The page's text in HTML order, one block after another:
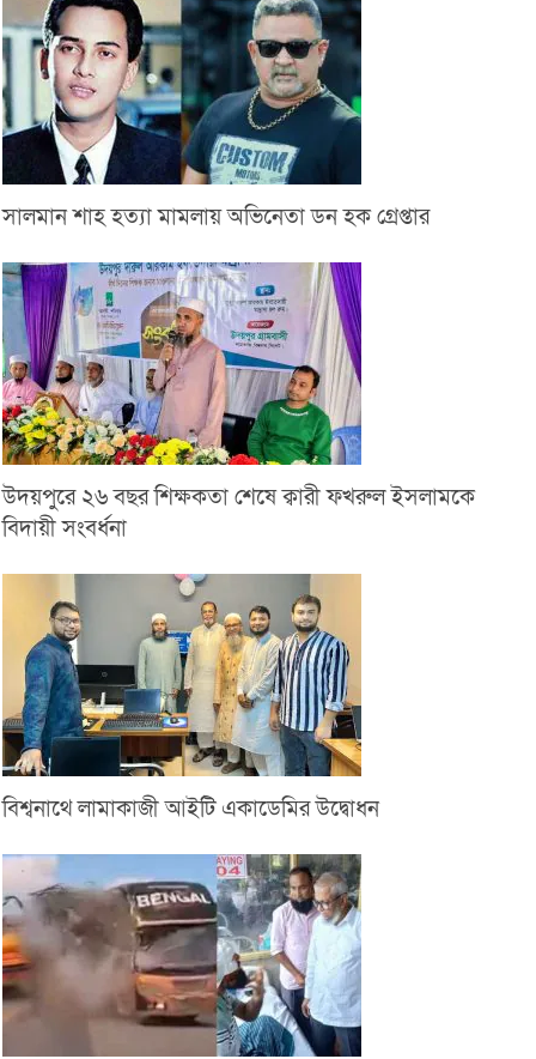
সালমান শাহ হত্যা মামলায় অভিনেতা ডন হক গ্রেপ্তার
উদয়পুরে ২৬ বছর শিক্ষকতা শেষে ক্বারী ফখরুল ইসলামকে
বিদায়ী সংবর্ধনা
বিশ্বনাথে লামাকাজী আইটি একাডেমির উদ্বোধন